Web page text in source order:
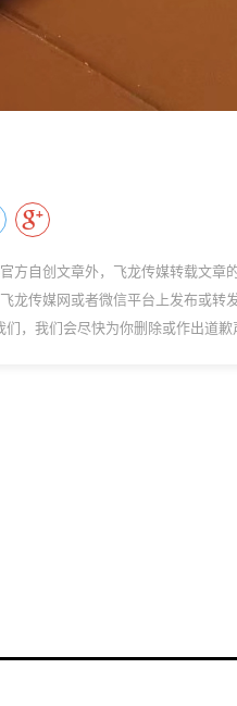
方自创文章外，飞龙传媒转载文章
龙传媒网或者微信平台上发布或转
，我们会尽快为你删除或作出道歉